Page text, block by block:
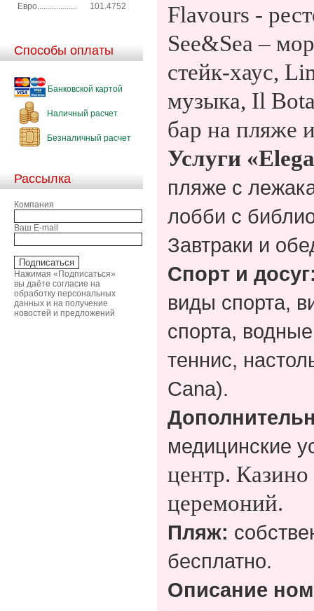
Евро...................
101.4752
Способы оплаты
Банковской картой
Наличный расчет
Безналичный расчет
Рассылка
Компания
Ваш E-mail
Нажимая «Подписаться»
вы даёте согласие на
обработку персональных
данных и на получение
новостей и предложений
Flavours -
See&Sea –
стейк-хаус,
музыка, Il
бар на пляже
Услуги «
пляже с
лобби с
Завтраки и
Спорт и
виды спорта,
спорта,
теннис,
Cana).
медицинские
центр.
церемоний.
Пляж:
бесплатно.
Описание